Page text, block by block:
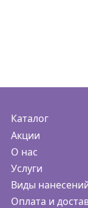
Каталог
Акции
О нас
Услуги
Виды
Оплата и